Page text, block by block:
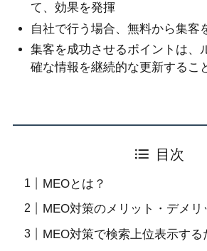
て、効果を発揮
自社で行う場合、無料から集客
集客を成功させるポイントは、
確な情報を継続的な更新するこ
目次
MEOとは？
MEO対策のメリット・デメリ
MEO対策で検索上位表示す